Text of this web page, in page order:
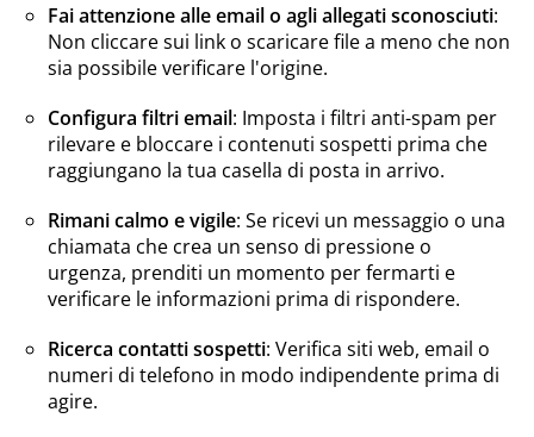
Fai attenzione alle email o agli allegati sconosciuti:
Non cliccare sui link o scaricare file a meno che non
sia possibile verificare l'origine.
Configura filtri email: Imposta i filtri anti-spam per
rilevare e bloccare i contenuti sospetti prima che
raggiungano la tua casella di posta in arrivo.
Rimani calmo e vigile: Se ricevi un messaggio o una
chiamata che crea un senso di pressione o
urgenza, prenditi un momento per fermarti e
verificare le informazioni prima di rispondere.
Ricerca contatti sospetti: Verifica siti web, email o
numeri di telefono in modo indipendente prima di
agire.